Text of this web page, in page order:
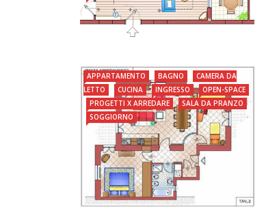
APPARTAMENTO BAGNO
CAMERA DA
LETTO
CUCINA INGRESSO
OPEN-SPACE
PROGETTI X ARREDARE
SALA DA PRANZO
SOGGIORNO